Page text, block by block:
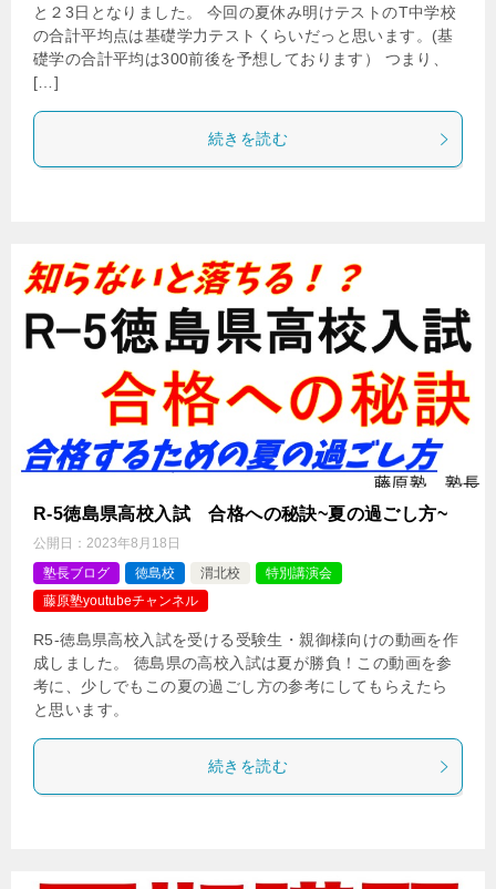
と２3日となりました。 今回の夏休み明けテストのT中学校
の合計平均点は基礎学力テストくらいだっと思います。(基
礎学の合計平均は300前後を予想しております） つまり、
[…]
続きを読む
R-5徳島県高校入試 合格への秘訣~夏の過ごし方~
公開日： 2023年8月18日
塾長ブログ
徳島校 渭北校
特別講演会
藤原塾youtubeチャンネル
R5-徳島県高校入試を受ける受験生・親御様向けの動画を作
成しました。 徳島県の高校入試は夏が勝負！この動画を参
考に、少しでもこの夏の過ごし方の参考にしてもらえたら
と思います。
続きを読む